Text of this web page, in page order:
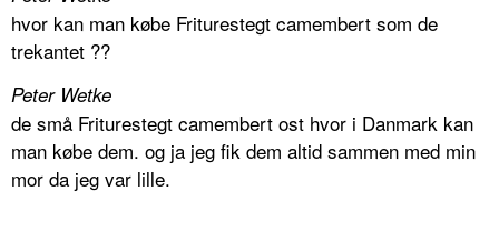
hvor kan man købe Friturestegt camembert som de
trekantet ??
Peter Wetke
de små Friturestegt camembert ost hvor i Danmark kan
man købe dem. og ja jeg fik dem altid sammen med min
mor da jeg var lille.